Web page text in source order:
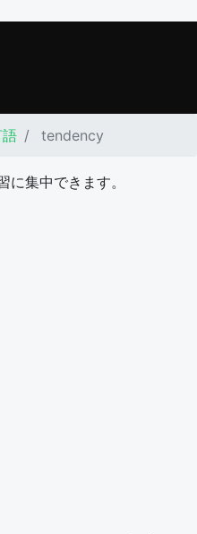
tendency
に集中できます。